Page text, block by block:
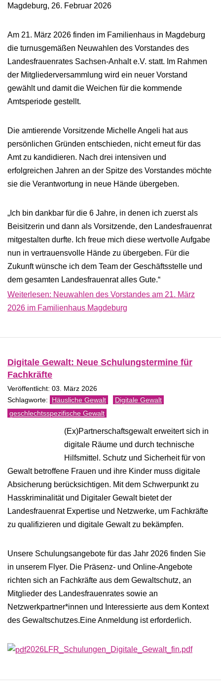
Magdeburg, 26. Februar 2026
Am 21. März 2026 finden im Familienhaus in Magdeburg
die turnusgemäßen Neuwahlen des Vorstandes des
Landesfrauenrates Sachsen-Anhalt e.V. statt. Im Rahmen
der Mitgliederversammlung wird ein neuer Vorstand
gewählt und damit die Weichen für die kommende
Amtsperiode gestellt.
Die amtierende Vorsitzende Michelle Angeli hat aus
persönlichen Gründen entschieden, nicht erneut für das
Amt zu kandidieren. Nach drei intensiven und
erfolgreichen Jahren an der Spitze des Vorstandes möchte
sie die Verantwortung in neue Hände übergeben.
„Ich bin dankbar für die 6 Jahre, in denen ich zuerst als
Beisitzerin und dann als Vorsitzende, den Landesfrauenrat
mitgestalten durfte. Ich freue mich diese wertvolle Aufgabe
nun in vertrauensvolle Hände zu übergeben. Für die
Zukunft wünsche ich dem Team der Geschäftsstelle und
dem gesamten Landesfrauenrat alles Gute.“
Weiterlesen: Neuwahlen des Vorstandes am 21. März
2026 im Familienhaus Magdeburg
Digitale Gewalt: Neue Schulungstermine für
Fachkräfte
Veröffentlicht: 03. März 2026
Häusliche Gewalt
Digitale Gewalt
geschlechtsspezifische Gewalt
(Ex)Partnerschaftsgewalt erweitert sich in
digitale Räume und durch technische
Hilfsmittel. Schutz und Sicherheit für von
Gewalt betroffene Frauen und ihre Kinder muss digitale
Absicherung berücksichtigen. Mit dem Schwerpunkt zu
Hasskriminalität und Digitaler Gewalt bietet der
Landesfrauenrat Expertise und Netzwerke, um Fachkräfte
zu qualifizieren und digitale Gewalt zu bekämpfen.
Unsere Schulungsangebote für das Jahr 2026 finden Sie
in unserem Flyer. Die Präsenz- und Online-Angebote
richten sich an Fachkräfte aus dem Gewaltschutz, an
Mitglieder des Landesfrauenrates sowie an
Netzwerkpartner*innen und Interessierte aus dem Kontext
des Gewaltschutzes.Eine Anmeldung ist erforderlich.
2026LFR_Schulungen_Digitale_Gewalt_fin.pdf